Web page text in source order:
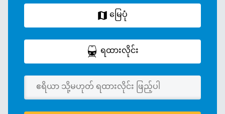
မြေပုံ
ရထားလိုင်း